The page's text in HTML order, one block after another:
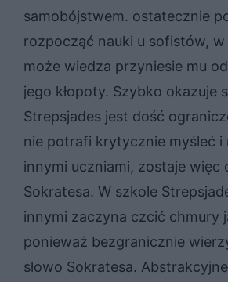
samobójstwem. ostatecznie
rozpocząć nauki u sofistów, w
może wiedza przyniesie mu
jego kłopoty. Szybko okazuje
Strepsjades jest dość
nie potrafi krytycznie myśleć i
innymi uczniami, zostaje więc
Sokratesa. W szkole
innymi zaczyna czcić chmury
ponieważ bezgranicznie
słowo Sokratesa.